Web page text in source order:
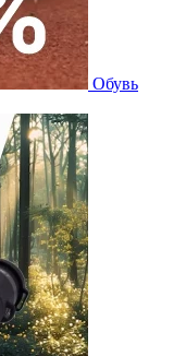
Обувь